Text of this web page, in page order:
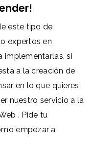
este tipo de
expertos en
implementarlas, si
a la creación de
en lo que quieres
nuestro servicio a la
. Pide tu
empezar a